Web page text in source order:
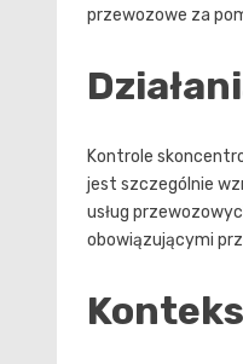
przewozowe za
Kontrole
jest szczególnie
usług
obowiązującymi